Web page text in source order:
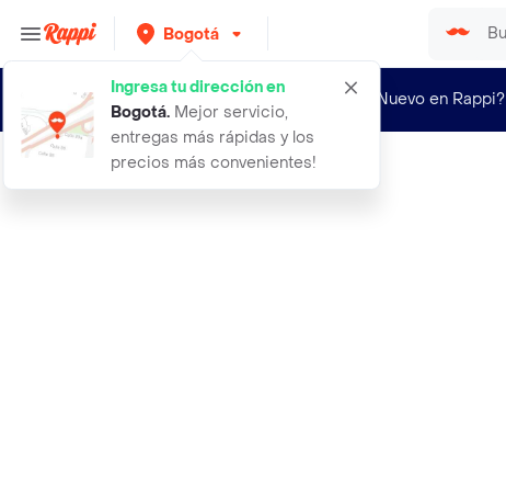
Bogotá
Ingresa tu dirección en
Bogotá. Mejor servicio,
entregas más rápidas y los
precios más convenientes!
¿Nuevo en Rappi?
3500 faja moldeadora invisible en c